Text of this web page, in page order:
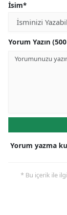
İsim*
Yorum Yazın
Yorum yazma
* Bu içerik ile